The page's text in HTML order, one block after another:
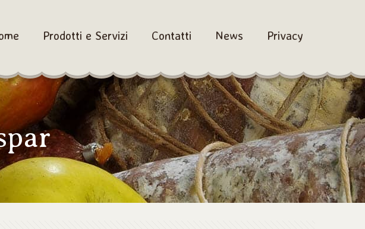
Prodotti e Servizi Contatti News Privacy